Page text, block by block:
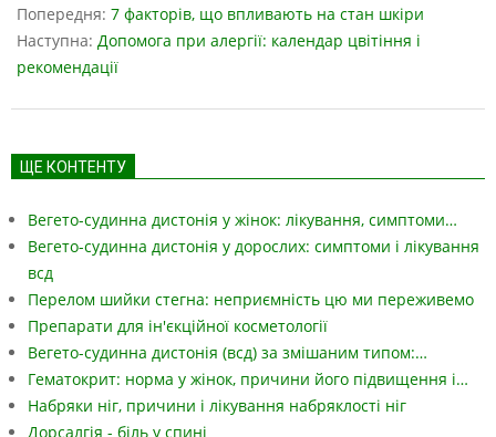
05-
13
Попередня: 7 факторів, що впливають на стан шкіри
Наступна: Допомога при алергії: календар цвітіння і
рекомендації
ЩЕ КОНТЕНТУ
Вегето-судинна дистонія у жінок: лікування, симптоми…
Вегето-судинна дистонія у дорослих: симптоми і лікування
всд
Перелом шийки стегна: неприємність цю ми переживемо
Препарати для ін'єкційної косметології
Вегето-судинна дистонія (всд) за змішаним типом:…
Гематокрит: норма у жінок, причини його підвищення і…
Набряки ніг, причини і лікування набряклості ніг
Дорсалгія - біль у спині